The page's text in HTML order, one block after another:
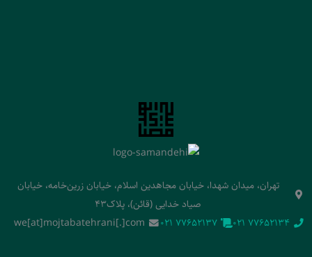
تهران، میدان شهدا، خیابان مجاهدین اسلام، خیابان زرین‌خامه، خیابان
صیاد خدایی (قائن)، پلاک43
‭021 77652134‬
‭021 77652137‬
we[at]mojtabatehrani[.]com